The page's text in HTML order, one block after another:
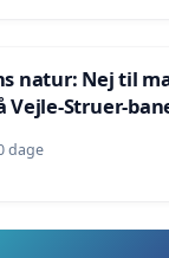
natur: Nej til
Vejle-Struer-
dage